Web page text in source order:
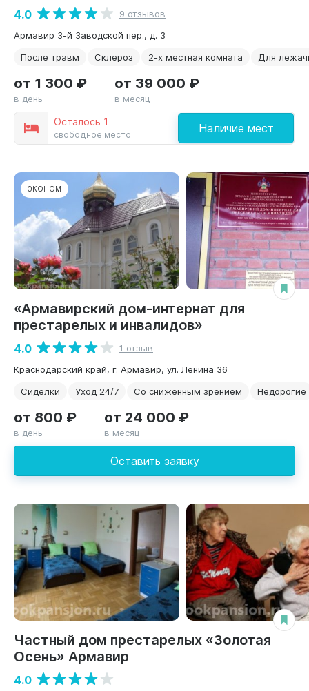
4.0
9 отзывов
Армавир 3-й Заводской пер., д. 3
После травм
Склероз 2-х местная комната Для
Осталось 1
свободное место Наличие мест
от 1 300 ₽
в день
от 39 000 ₽
в месяц
ЭКОНОМ
«Армавирский дом-интернат для
престарелых и инвалидов»
4.0
1 отзыв
Краснодарский край, г. Армавир, ул. Ленина 36
Сиделки
Уход 24/7 Со сниженным зрением Недорогие
Оставить заявку
от 800 ₽
в день
от 24 000 ₽
в месяц
Частный дом престарелых «Золотая
Осень» Армавир
4.0